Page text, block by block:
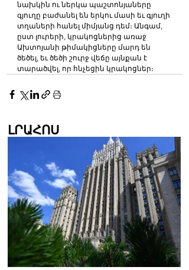
նախկին ու ներկա պաշտոնյաները
գյուղը բաժանել են երկու մասի եւ գյուղի
տղաների հանել միմյանց դեմ։ Անգամ,
ըստ լուրերի, կրակոցներից առաջ
Ախտոյանի թիմակիցները մարդ են
ծեծել, եւ ծեծի շուրջ վեճը այնքան է
տարածվել, որ հնչեցին կրակոցներ։
ԼՐԱՀՈՍ